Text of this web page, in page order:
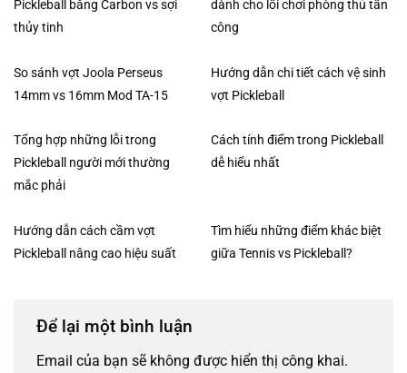
Pickleball bằng Carbon vs sợi
thủy tinh
dành cho lối chơi phòng thủ tấn
công
So sánh vợt Joola Perseus
14mm vs 16mm Mod TA-15
Hướng dẫn chi tiết cách vệ sinh
vợt Pickleball
Tổng hợp những lỗi trong
Pickleball người mới thường
mắc phải
Cách tính điểm trong Pickleball
dễ hiểu nhất
Hướng dẫn cách cầm vợt
Pickleball nâng cao hiệu suất
Tìm hiểu những điểm khác biệt
giữa Tennis vs Pickleball?
Để lại một bình luận
Email của bạn sẽ không được hiển thị công khai.